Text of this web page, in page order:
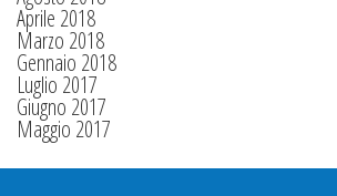
Aprile 2018
Marzo 2018
Gennaio 2018
Luglio 2017
Giugno 2017
Maggio 2017